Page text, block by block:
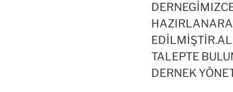
TALEPTE
DERNEK